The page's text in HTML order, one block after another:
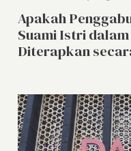
Apakah
Suami Istri dalam
Diterapkan